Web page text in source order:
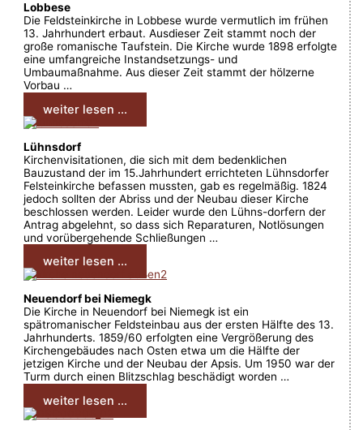
Lobbese
Die Feldsteinkirche in Lobbese wurde vermutlich im frühen
13. Jahrhundert erbaut. Ausdieser Zeit stammt noch der
große romanische Taufstein. Die Kirche wurde 1898 erfolgte
eine umfangreiche Instandsetzungs- und
Umbaumaßnahme. Aus dieser Zeit stammt der hölzerne
Vorbau …
weiter lesen ...
Lühnsdorf
Kirchenvisitationen, die sich mit dem bedenklichen
Bauzustand der im 15.Jahrhundert errichteten Lühnsdorfer
Felsteinkirche befassen mussten, gab es regelmäßig. 1824
jedoch sollten der Abriss und der Neubau dieser Kirche
beschlossen werden. Leider wurde den Lühns-dorfern der
Antrag abgelehnt, so dass sich Reparaturen, Notlösungen
und vorübergehende Schließungen …
weiter lesen ...
Neuendorf bei Niemegk
Die Kirche in Neuendorf bei Niemegk ist ein
spätromanischer Feldsteinbau aus der ersten Hälfte des 13.
Jahrhunderts. 1859/60 erfolgten eine Vergrößerung des
Kirchengebäudes nach Osten etwa um die Hälfte der
jetzigen Kirche und der Neubau der Apsis. Um 1950 war der
Turm durch einen Blitzschlag beschädigt worden …
weiter lesen ...